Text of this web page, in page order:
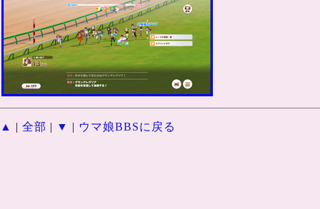
▲ | 全部 | ▼ | ウマ娘BBSに戻る